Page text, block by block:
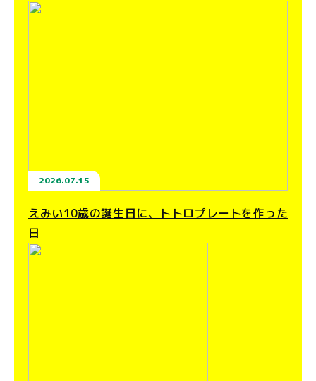
2026.07.15
えみい10歳の誕生日に、トトロプレートを作った
日